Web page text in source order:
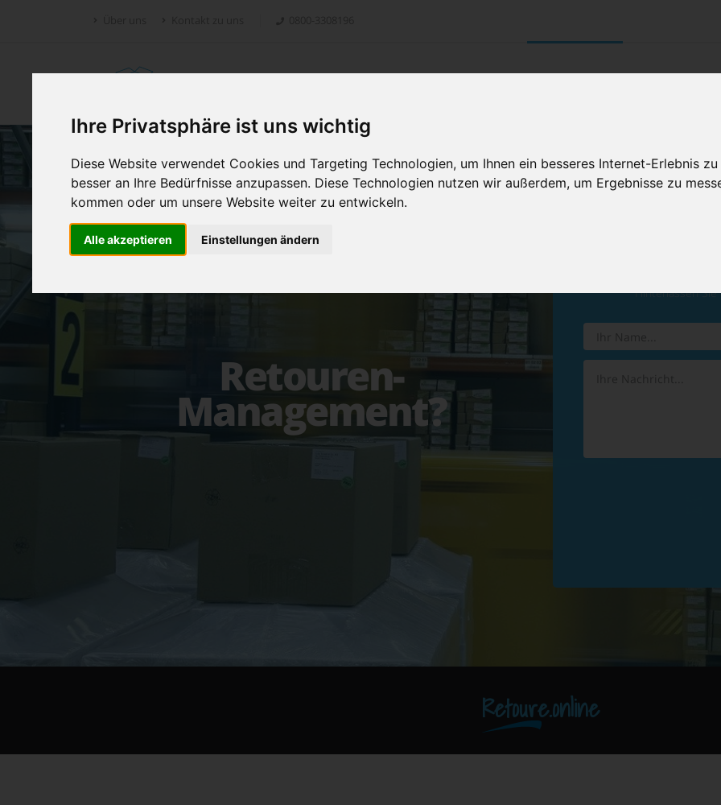
Ihre Privatsphäre ist uns wichtig
Diese Website verwendet Cookies und Targeting Technologien, um Ihnen ein besseres Internet-Erlebnis
besser an Ihre Bedürfnisse anzupassen. Diese Technologien nutzen wir außerdem, um Ergebnisse zu
kommen oder um unsere Website weiter zu entwickeln.
Alle akzeptieren Einstellungen ändern
Retoure.online
Retouren-
Management?
Hinterlassen
Retoure.online